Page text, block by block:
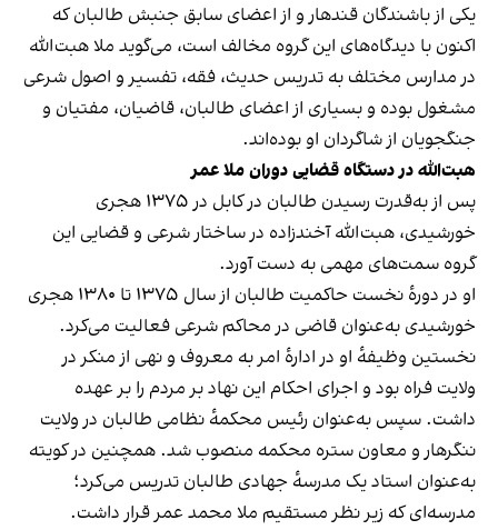
یکی از باشندگان قندهار و از اعضای سابق جنبش طالبان که
اکنون با دیدگاه‌های این گروه مخالف است، می‌گوید ملا هبت‌الله
در مدارس مختلف به تدریس حدیث، فقه، تفسیر و اصول شرعی
مشغول بوده و بسیاری از اعضای طالبان، قاضیان، مفتیان و
جنگجویان از شاگردان او بوده‌اند.
هبت‌الله در دستگاه قضایی دوران ملا عمر
پس از به‌قدرت رسیدن طالبان در کابل در ۱۳۷۵ هجری
خورشیدی، هبت‌الله آخندزاده در ساختار شرعی و قضایی این
گروه سمت‌های مهمی به دست آورد.
او در دورهٔ نخست حاکمیت طالبان از سال ۱۳۷۵ تا ۱۳۸۰ هجری
خورشیدی به‌عنوان قاضی در محاکم شرعی فعالیت می‌کرد.
نخستین وظیفهٔ او در ادارهٔ امر به معروف و نهی از منکر در
ولایت فراه بود و اجرای احکام این نهاد بر مردم را بر عهده
داشت. سپس به‌عنوان رئیس محکمهٔ نظامی طالبان در ولایت
ننگرهار و معاون ستره محکمه منصوب شد. همچنین در کویته
به‌عنوان استاد یک مدرسهٔ جهادی طالبان تدریس می‌کرد؛
مدرسه‌ای که زیر نظر مستقیم ملا محمد عمر قرار داشت.